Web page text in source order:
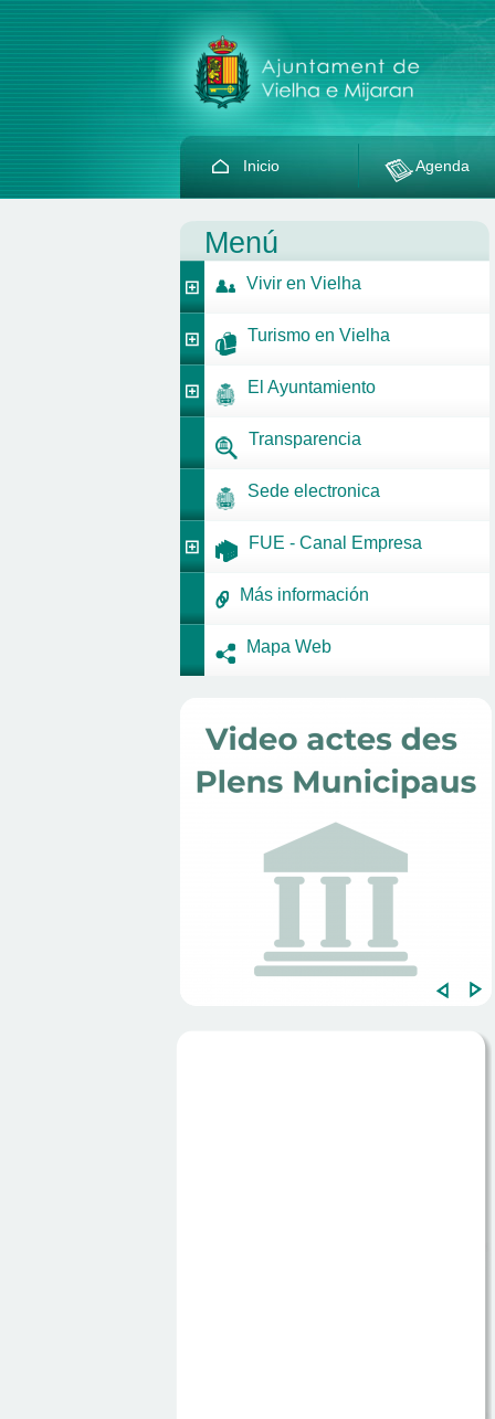
Inicio Agenda
Menú
Vivir en Vielha
Turismo en Vielha
El Ayuntamiento
Transparencia
Sede electronica
FUE - Canal Empresa
Más información
Mapa Web